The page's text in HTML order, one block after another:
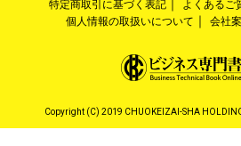
特定商取引に基づく表記 よくあるご
個人情報の取扱いについて
会社
Copyright (C) 2019 CHUOKEIZAI-SHA